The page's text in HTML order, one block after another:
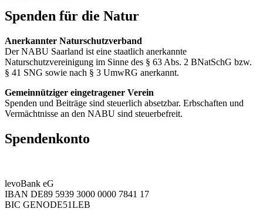
Spenden für die Natur
Anerkannter Naturschutzverband
Der NABU Saarland ist eine staatlich anerkannte
Naturschutzvereinigung im Sinne des § 63 Abs. 2 BNatSchG bzw.
§ 41 SNG sowie nach § 3 UmwRG anerkannt.
Gemeinnütziger eingetragener Verein
Spenden und Beiträge sind steuerlich absetzbar. Erbschaften und
Vermächtnisse an den NABU sind steuerbefreit.
Spendenkonto
levoBank eG
IBAN DE89 5939 3000 0000 7841 17
BIC GENODE51LEB